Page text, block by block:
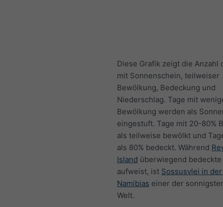
Diese Grafik zeigt die Anzahl
mit Sonnenschein, teilweiser
Bewölkung, Bedeckung und
Niederschlag. Tage mit
Bewölkung werden als
eingestuft. Tage mit 20-80%
als teilweise bewölkt und
als 80% bedeckt. Während
Island überwiegend bedeckte
aufweist, ist Sossusvlei in
Namibias einer der
Welt.